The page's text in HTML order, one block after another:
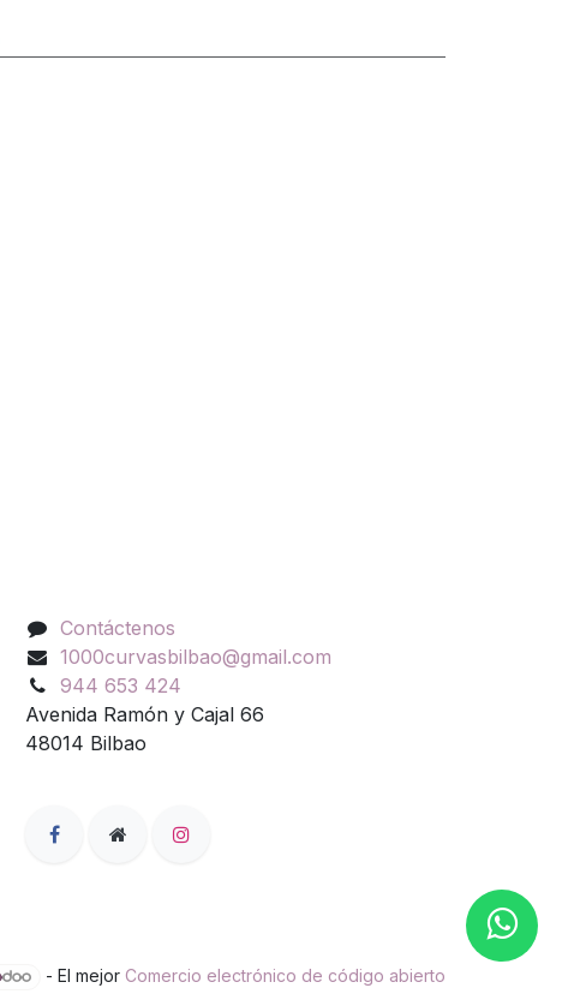
Contáctenos
1000curvasbilbao@gmail.com
944 653 424
Avenida Ramón y Cajal 66
48014 Bilbao
- El mejor Comercio electrónico de código abierto